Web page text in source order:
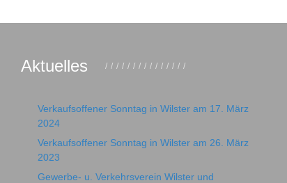
Aktuelles
Verkaufsoffener Sonntag in Wilster am 17. März
2024
Verkaufsoffener Sonntag in Wilster am 26. März
2023
Gewerbe- u. Verkehrsverein Wilster und